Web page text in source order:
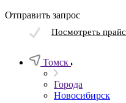
Отправить запрос
Посмотреть прайс
Томск
Города
Новосибирск